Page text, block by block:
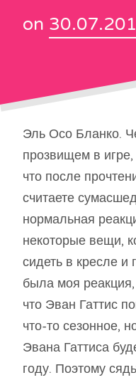
on
Эль Осо Бланко.
прозвищем в
что после
считаете
нормальная
некоторые вещи,
сидеть в кресле и
была моя
что Эван Гаттис
что-то сезонное,
Эвана Гаттиса
году. Поэтому